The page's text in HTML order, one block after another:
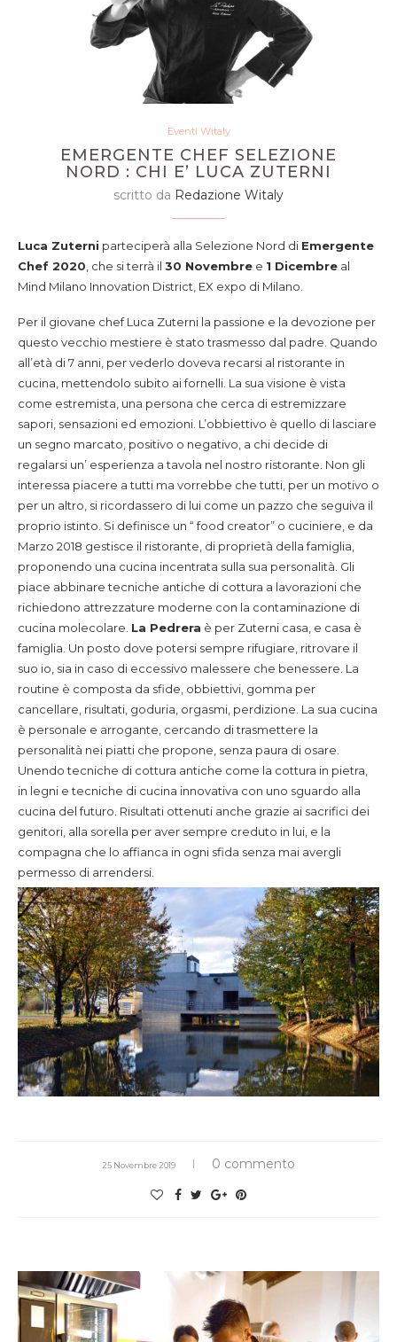
Eventi Witaly
EMERGENTE CHEF SELEZIONE
NORD : CHI E’ LUCA ZUTERNI
scritto da Redazione Witaly
Luca Zuterni parteciperà alla Selezione Nord di Emergente
Chef 2020 , che si terrà il 30 Novembre e 1 Dicembre al
Mind Milano Innovation District, EX expo di Milano.
Per il giovane chef Luca Zuterni la passione e la devozione per
questo vecchio mestiere è stato trasmesso dal padre. Quando
all’età di 7 anni, per vederlo doveva recarsi al ristorante in
cucina, mettendolo subito ai fornelli. La sua visione è vista
come estremista, una persona che cerca di estremizzare
sapori, sensazioni ed emozioni. L’obbiettivo è quello di lasciare
un segno marcato, positivo o negativo, a chi decide di
regalarsi un’ esperienza a tavola nel nostro ristorante. Non gli
interessa piacere a tutti ma vorrebbe che tutti, per un motivo o
per un altro, si ricordassero di lui come un pazzo che seguiva il
proprio istinto. Si definisce un “ food creator” o cuciniere, e da
Marzo 2018 gestisce il ristorante, di proprietà della famiglia,
proponendo una cucina incentrata sulla sua personalità. Gli
piace abbinare tecniche antiche di cottura a lavorazioni che
richiedono attrezzature moderne con la contaminazione di
cucina molecolare. La Pedrera è per Zuterni casa, e casa è
famiglia. Un posto dove potersi sempre rifugiare, ritrovare il
suo io, sia in caso di eccessivo malessere che benessere. La
routine è composta da sfide, obbiettivi, gomma per
cancellare, risultati, goduria, orgasmi, perdizione. La sua cucina
è personale e arrogante, cercando di trasmettere la
personalità nei piatti che propone, senza paura di osare.
Unendo tecniche di cottura antiche come la cottura in pietra,
in legni e tecniche di cucina innovativa con uno sguardo alla
cucina del futuro. Risultati ottenuti anche grazie ai sacrifici dei
genitori, alla sorella per aver sempre creduto in lui, e la
compagna che lo affianca in ogni sfida senza mai avergli
permesso di arrendersi.
25 Novembre 2019 0 commento